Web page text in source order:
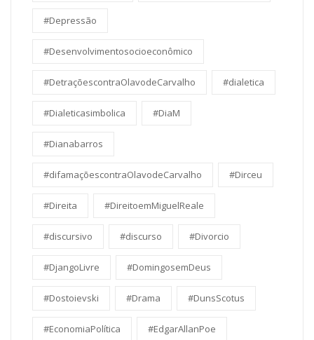
#Depressão
#Desenvolvimentosocioeconômico
#DetraçõescontraOlavodeCarvalho #dialetica
#Dialeticasimbolica #DiaM
#Dianabarros
#difamaçõescontraOlavodeCarvalho #Dirceu
#Direita #DireitoemMiguelReale
#discursivo #discurso #Divorcio
#DjangoLivre #DomingosemDeus
#Dostoievski #Drama #DunsScotus
#EconomiaPolítica #EdgarAllanPoe